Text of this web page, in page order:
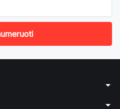
arrow_drop_down
arrow_drop_down